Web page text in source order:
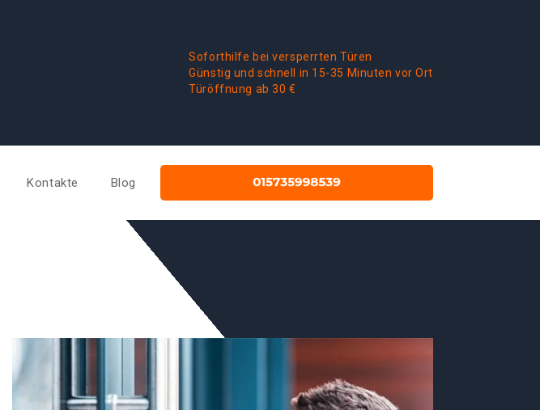
Soforthilfe bei versperrten Türen
Günstig und schnell in 15-35 Minuten vor Ort
Türöffnung ab 30 €
Kontakte Blog